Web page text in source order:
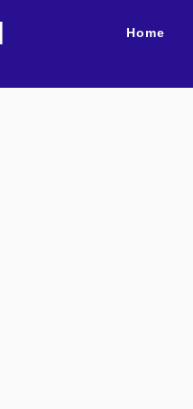
Home